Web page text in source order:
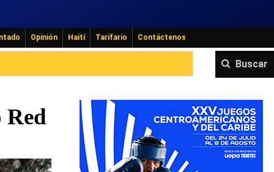
Opinión Haití Tarifario Contáctenos
Buscar
Red